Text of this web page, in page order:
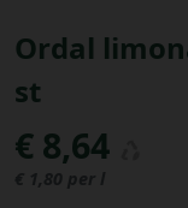
Ordal
st
€ 8,64
€ 1,80 per l